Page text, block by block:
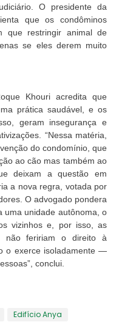
O presidente da
que os condôminos
que restringir animal de
se eles derem muito
Khouri acredita que
prática saudável, e os
geram insegurança e
“Nessa matéria,
do condomínio, que
ao cão mas também ao
deixam a questão em
a nova regra, votada por
O advogado pondera
uma unidade autônoma, o
vizinhos e, por isso, as
não feririam o direito à
o exerce isoladamente —
conclui.
Edifício Anya